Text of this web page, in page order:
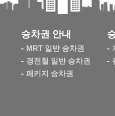
승차권 안내
MRT 일반 승차권
경전철 일반 승차권
패키지 승차권